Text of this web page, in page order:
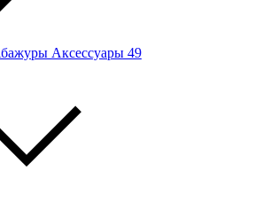
Аксессуары 49